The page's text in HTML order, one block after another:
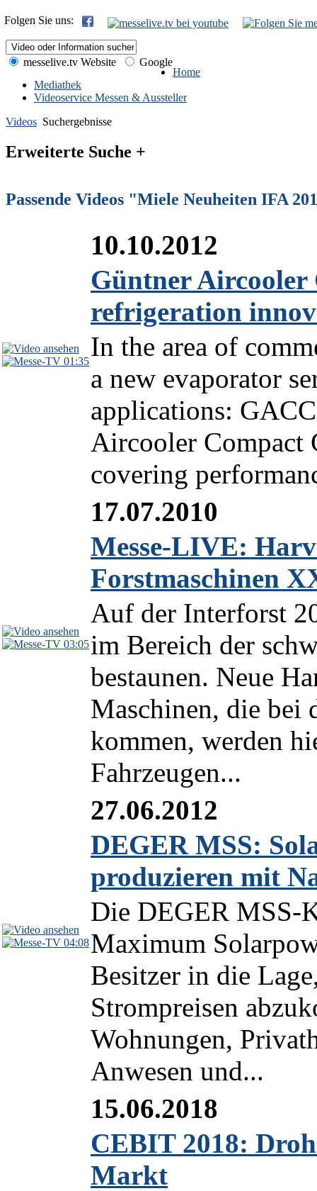
Folgen Sie uns:
messelive.tv Website
Google
Home
Mediathek
Videoservice Messen & Aussteller
Videos Suchergebnisse
Erweiterte Suche +
Passende Videos "Miele Neuheiten IFA
01:35
10.10.2012
Güntner Aircooler
refrigeration
In the area of
a new evaporator
applications:
Aircooler Compact
covering
03:05
17.07.2010
Messe-LIVE:
Forstmaschinen
Auf der Interforst
im Bereich der
bestaunen. Neue
Maschinen, die bei
kommen, werden
Fahrzeugen...
04:08
27.06.2012
DEGER MSS:
produzieren mit
Die DEGER MSS-
Maximum
Besitzer in die
Strompreisen
Wohnungen,
Anwesen und...
15.06.2018
CEBIT 2018:
Markt